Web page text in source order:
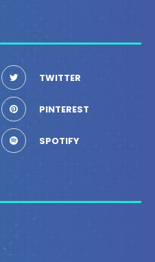
TWITTER
PINTEREST
SPOTIFY